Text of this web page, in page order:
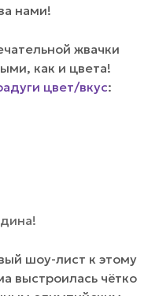
нами!
жвачки
как и цвета!
цвет/вкус:
шоу-лист к этому
выстроилась чётко